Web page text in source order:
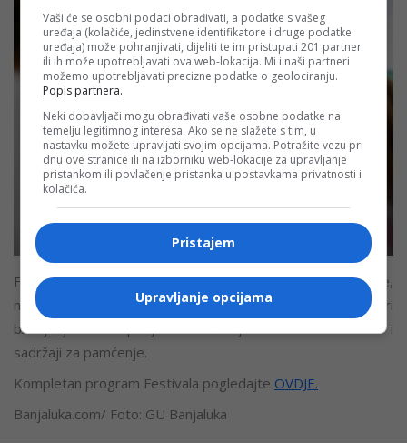
Festival će tokom narednih dana ponuditi brojne sadržaje,
nastupe, radionice i zanimljive programe, a već prve večeri
bilo je jasno da posjetioce očekuju nezaboravni trenuci i
sadržaji za pamćenje.
Kompletan program Festivala pogledajte OVDJE.
Banjaluka.com/ Foto: GU Banjaluka
Vaši će se osobni podaci obrađivati, a podatke s vašeg
uređaja (kolačiće, jedinstvene identifikatore i druge podatke
uređaja) može pohranjivati, dijeliti te im pristupati 201 partner
ili ih može upotrebljavati ova web-lokacija. Mi i naši partneri
možemo upotrebljavati precizne podatke o geolociranju.
Popis partnera.
Neki dobavljači mogu obrađivati vaše osobne podatke na
temelju legitimnog interesa. Ako se ne slažete s tim, u
nastavku možete upravljati svojim opcijama. Potražite vezu pri
dnu ove stranice ili na izborniku web-lokacije za upravljanje
pristankom ili povlačenje pristanka u postavkama privatnosti i
kolačića.
Pristajem
Upravljanje opcijama